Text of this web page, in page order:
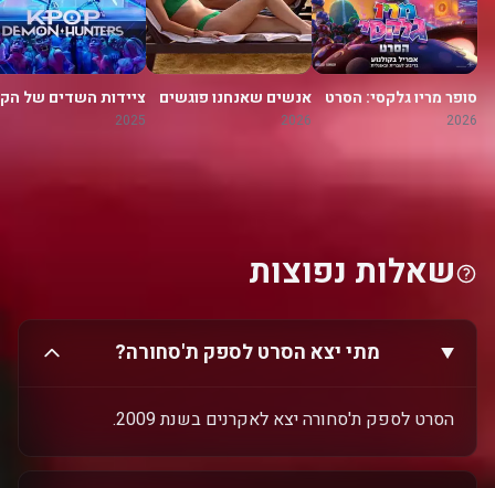
סופר מריו גלקסי: הסרט
2026
אנשים שאנחנו פוגשים
בחופשה
2026
ציידות השדים של
פופ
2025
שאלות נפוצות
מתי יצא הסרט לספק ת'סחורה?
הסרט לספק ת'סחורה יצא לאקרנים בשנת 2009.